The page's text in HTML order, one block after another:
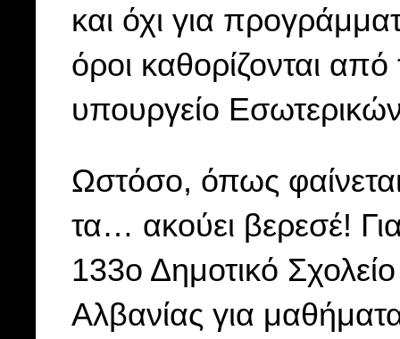
και όχι για
όροι καθορίζονται
υπουργείο
Ωστόσο, όπως
τα… ακούει βερεσέ!
133ο Δημοτικό
Αλβανίας για